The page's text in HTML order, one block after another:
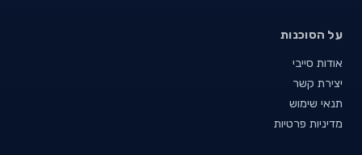
על הסוכנות
אודות סייבי
יצירת קשר
תנאי שימוש
מדיניות פרטיות